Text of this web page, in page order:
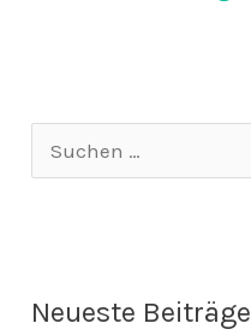
e
Neueste Beiträge